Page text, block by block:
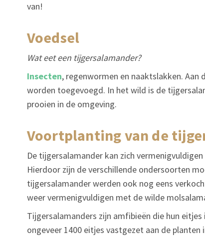
van!
voedsel
Wat eet een tijgersalamander?
Insecten, regenwormen en naaktslakken.
worden toegevoegd. In het wild is de
prooien in de omgeving.
voortplanting van de
De tijgersalamander kan zich
Hierdoor zijn de verschillende ondersoorten
tijgersalamander werden ook nog eens
weer vermenigvuldigen met de wilde
Tijgersalamanders zijn amfibieën die hun
ongeveer 1400 eitjes vastgezet aan de